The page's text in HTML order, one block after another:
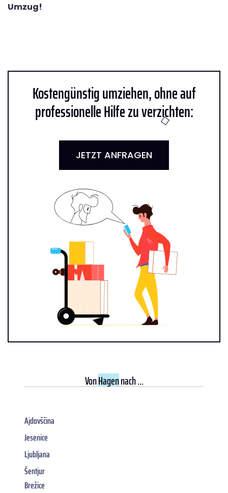
Umzug!
Kostengünstig umziehen, ohne auf
professionelle Hilfe zu verzichten:
JETZT ANFRAGEN
VonHagennach ...
Ajdovščina
Jesenice
Ljubljana
Šentjur
Brežice